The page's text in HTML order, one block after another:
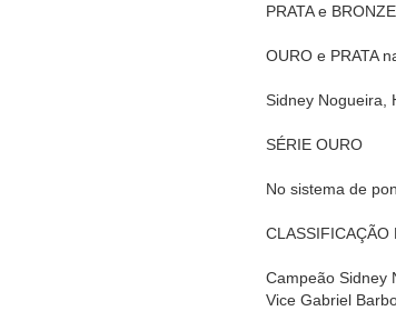
PRATA e
OURO e PRATA
Sidney Nogueira,
SÉRIE OURO
No sistema de
CLASSIFICAÇÃO
Campeão Sidney
Vice Gabriel